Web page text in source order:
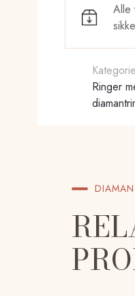
Alle
Ringer